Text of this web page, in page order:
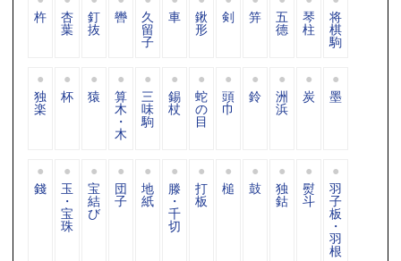
杵 杏
葉
釘
抜
轡 久
留
子
車 鍬
形
剣 笄 五
德
琴
柱
将
棋
駒
独
楽
杯 猿 算
木
・
木
三
味
駒
錫
杖
蛇
の
目
頭
巾
鈴 洲
浜
炭 墨
錢 玉
・
宝
珠
宝
結
び
団
子
地
紙
滕
・
千
切
打
板
槌 鼓 独
鈷
熨
斗
羽
子
板
・
羽
根